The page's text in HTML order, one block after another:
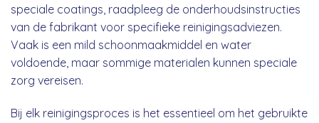
speciale coatings, raadpleeg de onderhoudsinstructies
van de fabrikant voor specifieke reinigingsadviezen.
Vaak is een mild schoonmaakmiddel en water
voldoende, maar sommige materialen kunnen speciale
zorg vereisen.
Bij elk reinigingsproces is het essentieel om het gebruikte